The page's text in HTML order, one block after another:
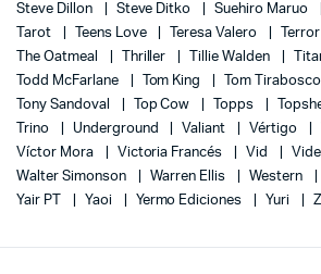
Steve Dillon
Steve Ditko Suehiro Maruo
Tarot
Teens Love Teresa Valero Terror
The Oatmeal
Thriller Tillie Walden
Todd McFarlane
Tom King Tom Tirabosco
Tony Sandoval
Top Cow Topps
Trino
Underground Valiant Vértigo
Víctor Mora
Victoria Francés Vid
Walter Simonson
Warren Ellis Western
Yair PT
Yaoi Yermo Ediciones Yuri